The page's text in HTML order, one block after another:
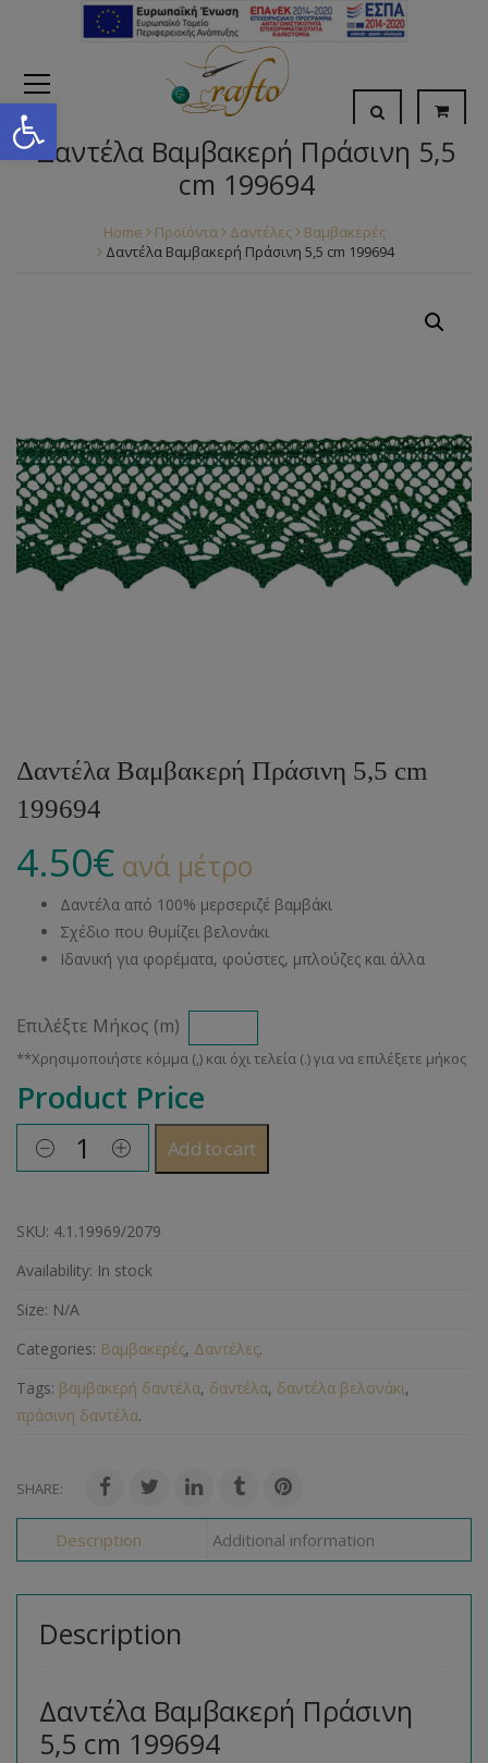
Open toolbar
Δαντέλα Βαμβακερή Πράσινη 5,5
cm 199694
Home Προϊόντα Δαντέλες
Βαμβακερές
Δαντέλα Βαμβακερή Πράσινη 5,5 cm 199694
Δαντέλα Βαμβακερή Πράσινη 5,5 cm
199694
4.50€ ανά μέτρο
Δαντέλα από 100% μερσεριζέ βαμβάκι
Σχέδιο που θυμίζει βελονάκι
Ιδανική για φορέματα, φούστες, μπλούζες και άλλα
Επιλέξτε Μήκος (m)
Product Price
Add to cart
SKU: 4.1.19969/2079
Availability: In stock
Size: N/A
Categories: Βαμβακερές, Δαντέλες.
Tags: βαμβακερή δαντέλα, δαντέλα, δαντέλα βελονάκι,
πράσινη δαντέλα.
SHARE:
Description Additional information
Description
Δαντέλα Βαμβακερή Πράσινη
5,5 cm 199694